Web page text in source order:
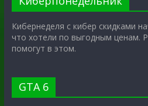
Кибернеделя с кибер скидками
что хотели по выгодным ценам.
помогут в этом.
GTA 6